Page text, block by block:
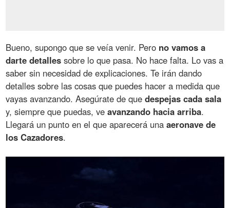
Bueno, supongo que se veía venir. Pero no vamos a
darte detalles sobre lo que pasa. No hace falta. Lo vas a
saber sin necesidad de explicaciones. Te irán dando
detalles sobre las cosas que puedes hacer a medida que
vayas avanzando. Asegúrate de quedespejas cada sala
y, siempre que puedas, veavanzando hacia arriba.
Llegará un punto en el que aparecerá unaaeronave de
los Cazadores.